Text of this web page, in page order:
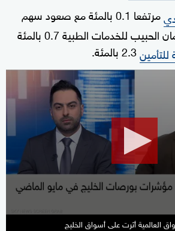
مرتفعا 0.1 بالمئة مع صعود سهم
مجموعة الدكتور سليمان الحبيب للخدمات الطبية 0.7 بالمئة
للتأمين
minutes,
seconds
العالمية أثرت على أسواق الخليج